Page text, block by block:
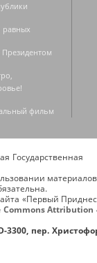
равных
фильм
Государственная
«Первый
Commons Attribution
3300, пер.